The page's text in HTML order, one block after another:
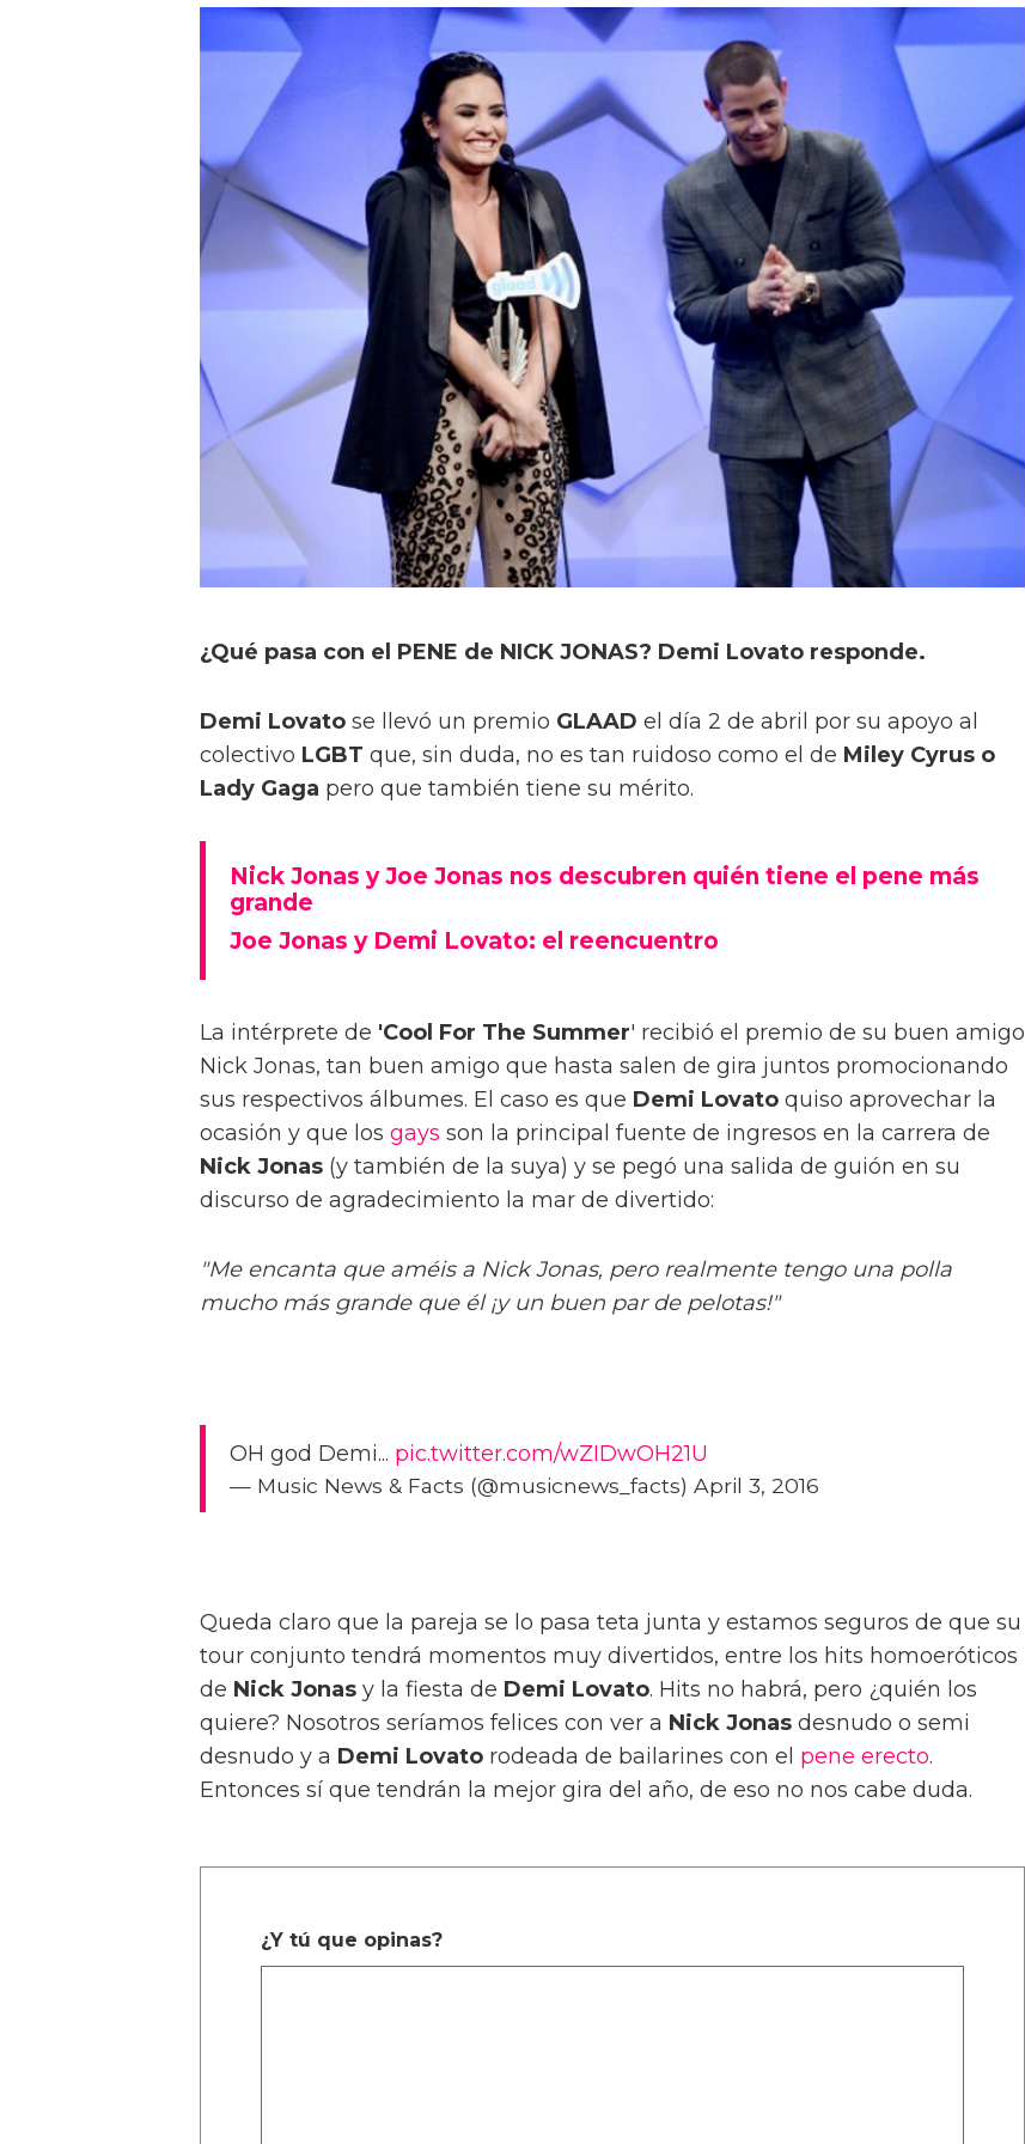
¿Qué pasa con el PENE de NICK JONAS? Demi Lovato responde.
Demi Lovato se llevó un premio GLAAD el día 2 de abril por su apoyo al
colectivo LGBT que, sin duda, no es tan ruidoso como el de Miley Cyrus o
Lady Gaga pero que también tiene su mérito.
Nick Jonas y Joe Jonas nos descubren quién tiene el pene más
grande
Joe Jonas y Demi Lovato: el reencuentro
La intérprete de 'Cool For The Summer' recibió el premio de su buen amigo
Nick Jonas, tan buen amigo que hasta salen de gira juntos promocionando
sus respectivos álbumes. El caso es que Demi Lovato quiso aprovechar la
ocasión y que los gays son la principal fuente de ingresos en la carrera de
Nick Jonas (y también de la suya) y se pegó una salida de guión en su
discurso de agradecimiento la mar de divertido:
"Me encanta que améis a Nick Jonas, pero realmente tengo una polla
mucho más grande que él ¡y un buen par de pelotas!"
OH god Demi... pic.twitter.com/wZIDwOH21U
— Music News & Facts (@musicnews_facts) April 3, 2016
Queda claro que la pareja se lo pasa teta junta y estamos seguros de que su
tour conjunto tendrá momentos muy divertidos, entre los hits homoeróticos
de Nick Jonas y la fiesta de Demi Lovato. Hits no habrá, pero ¿quién los
quiere? Nosotros seríamos felices con ver a Nick Jonas desnudo o semi
desnudo y a Demi Lovato rodeada de bailarines con el pene erecto.
Entonces sí que tendrán la mejor gira del año, de eso no nos cabe duda.
¿Y tú que opinas?